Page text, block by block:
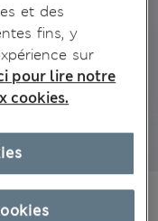
et des
fins, y
sur
pour lire notre
cookies.